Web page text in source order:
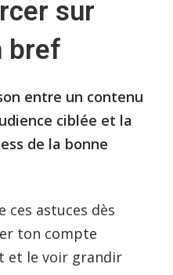
sur
bref
entre un contenu
ciblée et la
de la bonne
ces astuces dès
ton compte
et le voir grandir